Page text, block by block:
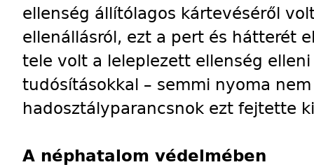
ellenség állítólagos kártevéséről
ellenállásról, ezt a pert és hátterét
tele volt a leleplezett ellenség elleni
tudósításokkal – semmi nyoma
hadosztályparancsnok ezt fejtette
A néphatalom védelmében